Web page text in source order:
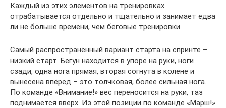
Каждый из этих элементов на тренировках
отрабатывается отдельно и тщательно и занимает едва
ли не больше времени, чем беговые тренировки.
Самый распространённый вариант старта на спринте –
низкий старт. Бегун находится в упоре на руки, ноги
сзади, одна нога прямая, вторая согнута в колене и
вынесена впёред – это толчковая, более сильная нога.
По команде «Внимание!» вес переносится на руки, таз
поднимается вверх. Из этой позиции по команде «Марш!»